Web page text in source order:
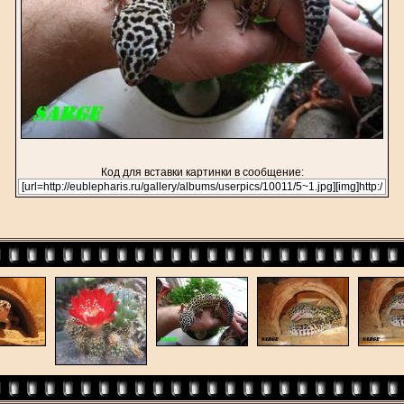
Код для вставки картинки в сообщение: